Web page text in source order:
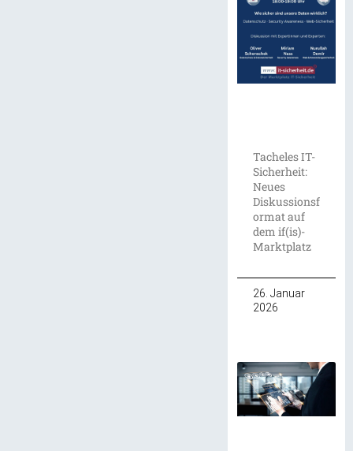
Tacheles IT-
Sicherheit:
Neues
Diskussionsf
ormat auf
dem if(is)-
Marktplatz
26. Januar
2026